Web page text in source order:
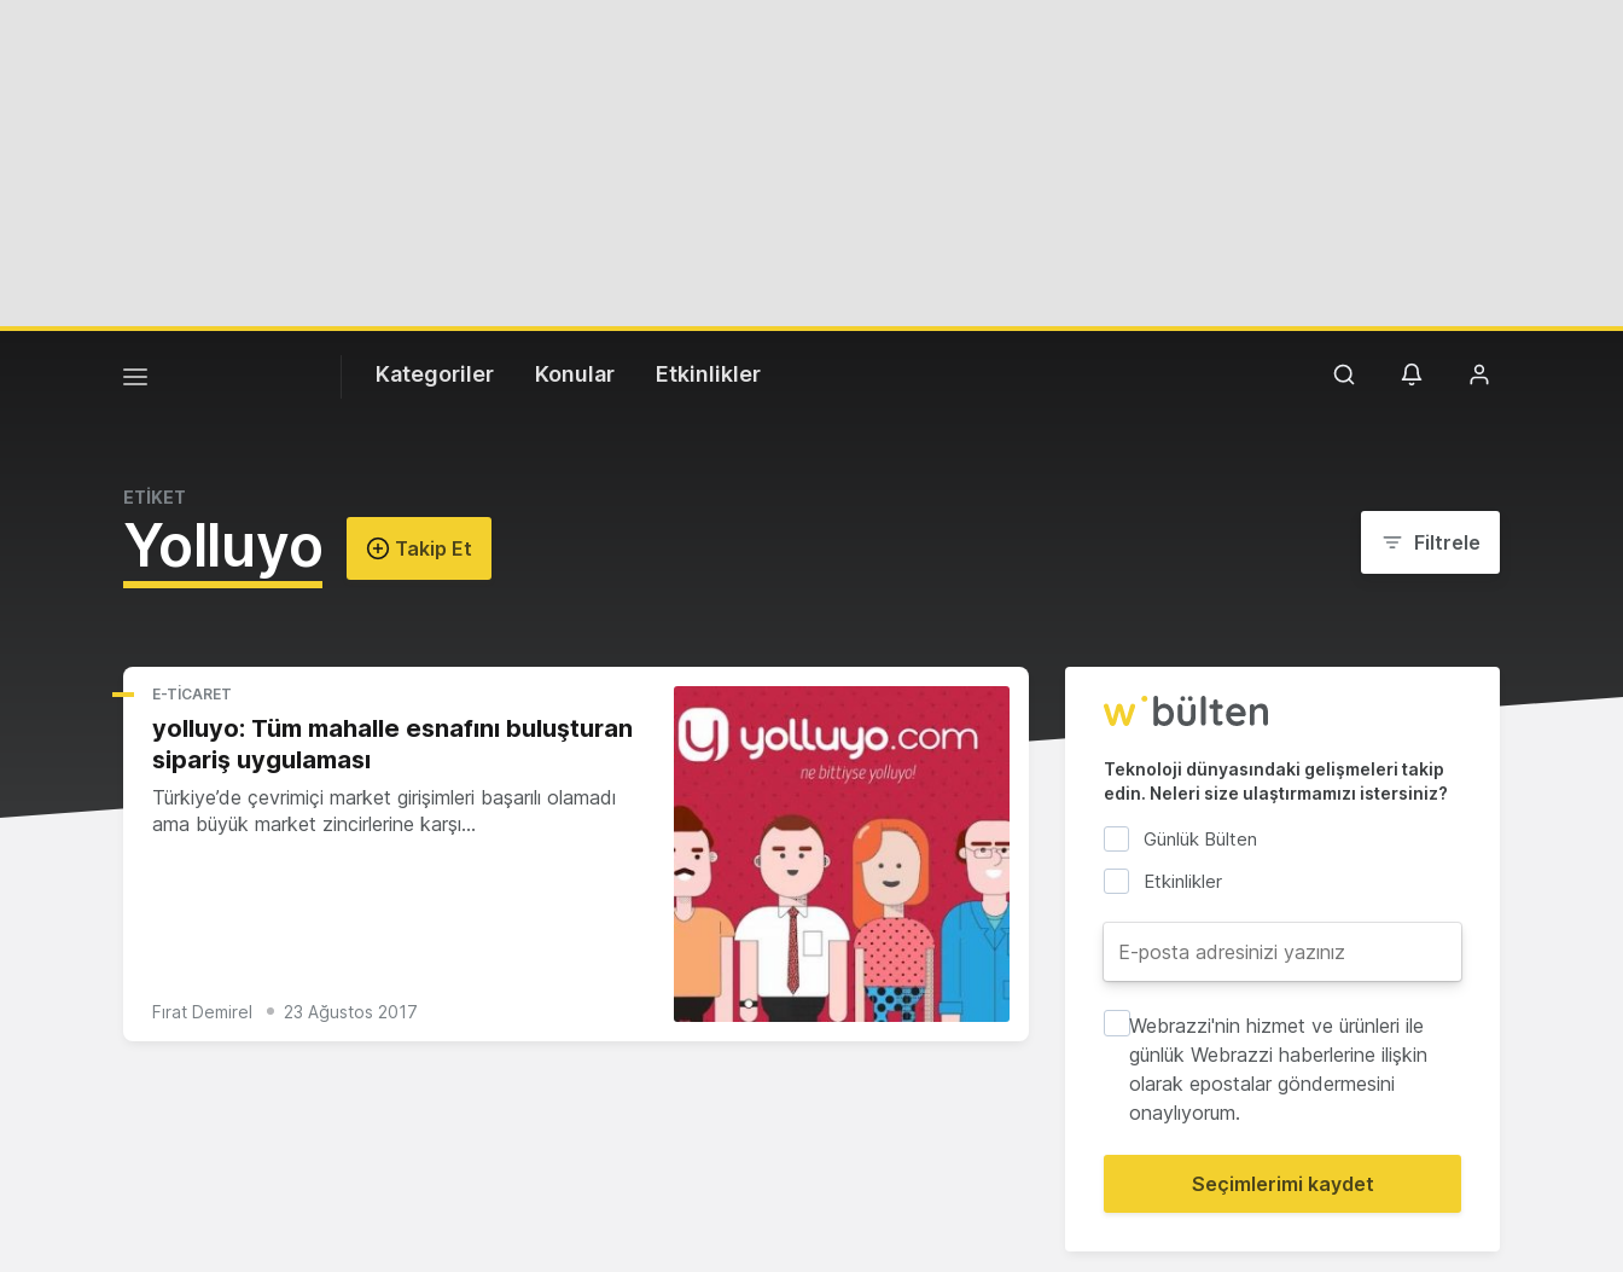
Kategoriler Konular Etkinlikler
ETİKET
Yolluyo Takip Et Filtrele
E-TICARET
yolluyo: Tüm mahalle esnafını buluşturan
sipariş uygulaması
Türkiye’de çevrimiçi market girişimleri başarılı olamadı
ama büyük market zincirlerine karşı…
Fırat Demirel 23 Ağustos 2017
Teknoloji dünyasındaki gelişmeleri takip
edin. Neleri size ulaştırmamızı istersiniz?
Günlük Bülten
Etkinlikler
Webrazzi'nin hizmet ve ürünleri ile
günlük Webrazzi haberlerine ilişkin
olarak epostalar göndermesini
onaylıyorum.
Seçimlerimi kaydet